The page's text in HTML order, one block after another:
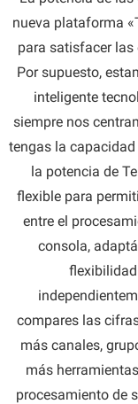
nueva plataforma
para satisfacer las
Por supuesto,
inteligente
siempre nos
tengas la
la potencia de
flexible para
entre el
consola,
compares las
más canales,
más
procesamiento de